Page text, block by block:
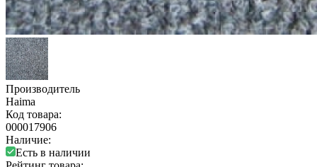
Производитель
Haima
Код товара:
000017906
Наличие:
Есть в наличии